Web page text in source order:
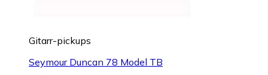
Gitarr-pickups
Seymour Duncan 78 Model TB